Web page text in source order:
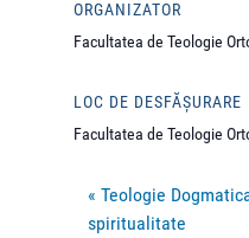
ORGANIZATOR
Facultatea de Teologie
LOC DE DESFĂȘURARE
Facultatea de Teologie
« Teologie
spiritualitate